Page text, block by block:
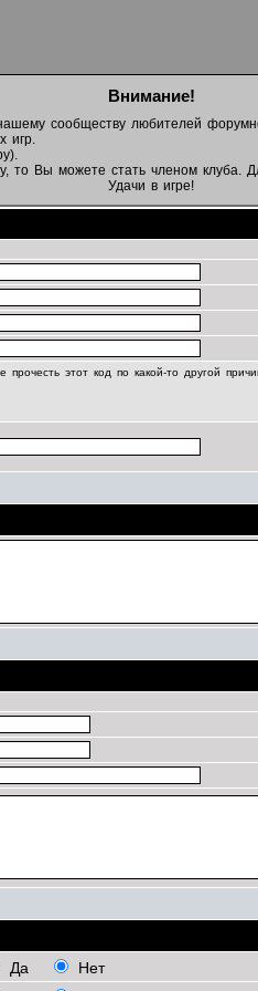
Внимание!
сообществу любителей
игр.
Вы можете стать членом клуба.
Удачи в игре!
этот код по какой-то другой
Да
Нет